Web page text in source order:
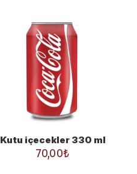
Kutu içecekler 330 ml
70,00₺